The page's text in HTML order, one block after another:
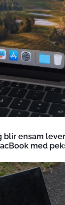
blir ensam
med